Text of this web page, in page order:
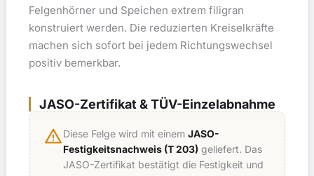
Felgenhörner und Speichen extrem filigran
konstruiert werden. Die reduzierten Kreiselkräfte
machen sich sofort bei jedem Richtungswechsel
positiv bemerkbar.
JASO-Zertifikat & TÜV-Einzelabnahme
warningDiese Felge wird mit einem JASO-
Festigkeitsnachweis (T 203) geliefert. Das
JASO-Zertifikat bestätigt die Festigkeit und